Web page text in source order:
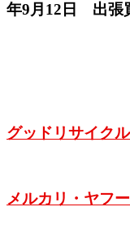
年9月12日 出張
グッドリサイク
メルカリ・ヤフ